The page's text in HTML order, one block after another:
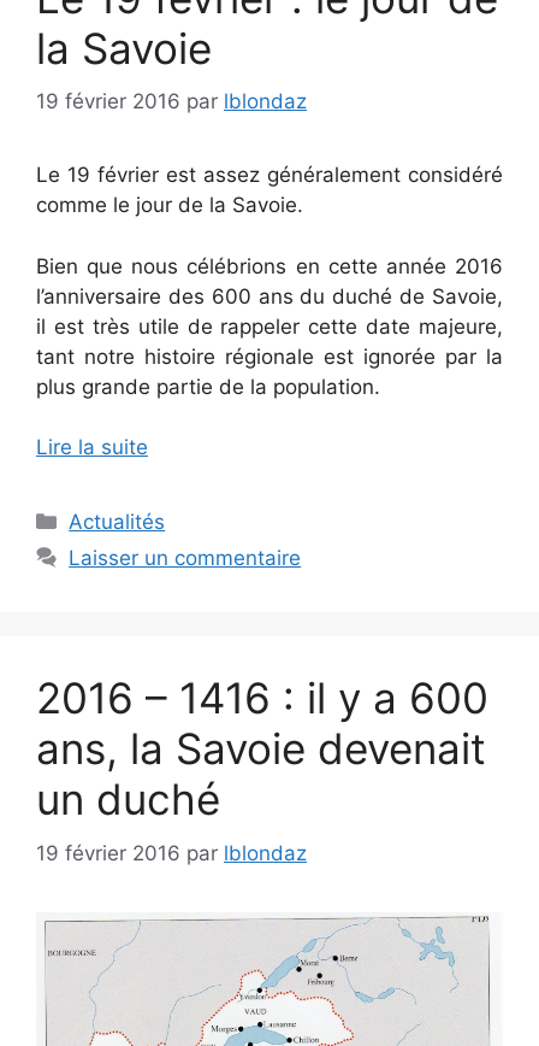
la Savoie
19 février 2016 par lblondaz
Le 19 février est assez généralement considéré
comme le jour de la Savoie.
Bien que nous célébrions en cette année 2016
l’anniversaire des 600 ans du duché de Savoie,
il est très utile de rappeler cette date majeure,
tant notre histoire régionale est ignorée par la
plus grande partie de la population.
Lire la suite
Catégories
Actualités
Laisser un commentaire
2016 – 1416 : il y a 600
ans, la Savoie devenait
un duché
19 février 2016 par lblondaz